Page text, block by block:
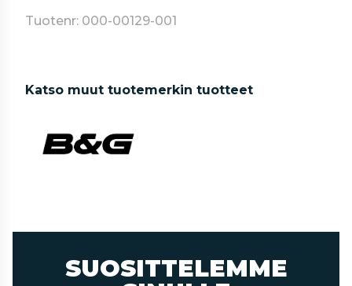
Tuotenr: 000-00129-001
Katso muut tuotemerkin tuotteet
SUOSITTELEMME